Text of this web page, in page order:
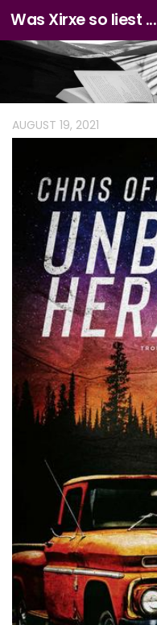
Zum Inhalt springen
Was Xirxe so liest ...
AUGUST 19, 2021